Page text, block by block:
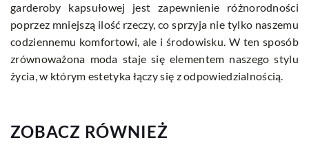
garderoby kapsułowej jest zapewnienie różnorodności
poprzez mniejszą ilość rzeczy, co sprzyja nie tylko naszemu
codziennemu komfortowi, ale i środowisku. W ten sposób
zrównoważona moda staje się elementem naszego stylu
życia, w którym estetyka łączy się z odpowiedzialnością.
ZOBACZ RÓWNIEŻ